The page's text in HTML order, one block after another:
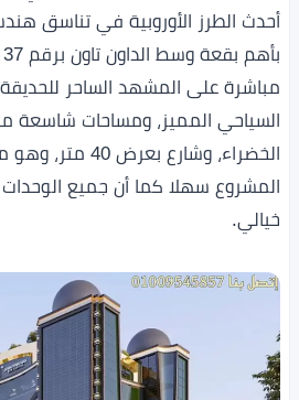
أحدث الطرز الأوروبية في تناسق
مباشرة على المشهد الساحر
السياحي المميز، ومساحات شاسعة
الخضراء، وشارع
المشروع سهلا كما أن جميع
خيالي.